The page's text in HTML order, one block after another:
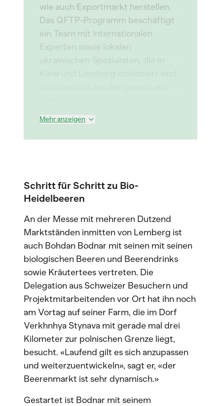
wie auch Exportmarkt herstellen.
Das QFTP-Programm beschäftigt
ein Team mit internationalen
Experten sowie lokalen
Mehr anzeigen
Schritt für Schritt zu Bio-
Heidelbeeren
An der Messe mit mehreren Dutzend
Marktständen inmitten von Lemberg ist
auch Bohdan Bodnar mit seinen mit seinen
biologischen Beeren und Beerendrinks
sowie Kräutertees vertreten. Die
Delegation aus Schweizer Besuchern und
Projektmitarbeitenden vor Ort hat ihn noch
am Vortag auf seiner Farm, die im Dorf
Verkhnhya Stynava mit gerade mal drei
Kilometer zur polnischen Grenze liegt,
besucht. «Laufend gilt es sich anzupassen
und weiterzuentwickeln», sagt er, «der
Beerenmarkt ist sehr dynamisch.»
Gestartet ist Bodnar mit seinem